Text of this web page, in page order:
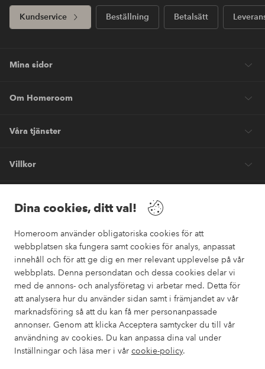
Dina cookies, ditt val!
Homeroom använder obligatoriska cookies för att
webbplatsen ska fungera samt cookies för analys, anpassat
innehåll och för att ge dig en mer relevant upplevelse på vår
webbplats. Denna persondatan och dessa cookies delar vi
med de annons- och analysföretag vi arbetar med. Detta för
att analysera hur du använder sidan samt i främjandet av vår
marknadsföring så att du kan få mer personanpassade
annonser. Genom att klicka Acceptera samtycker du till vår
användning av cookies. Du kan anpassa dina val under
Inställningar och läsa mer i vår cookie-policy.
Kundservice Beställning Betalsätt
Mina sidor
Om Homeroom
Våra tjänster
Villkor
Säkra betalningar
Vill du veta mer om våra betalalternativ ?
elpy